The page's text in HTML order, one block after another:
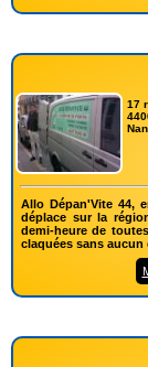
17
Allo Dépan'Vite 44,
déplace sur la
demi-heure de
claquées sans